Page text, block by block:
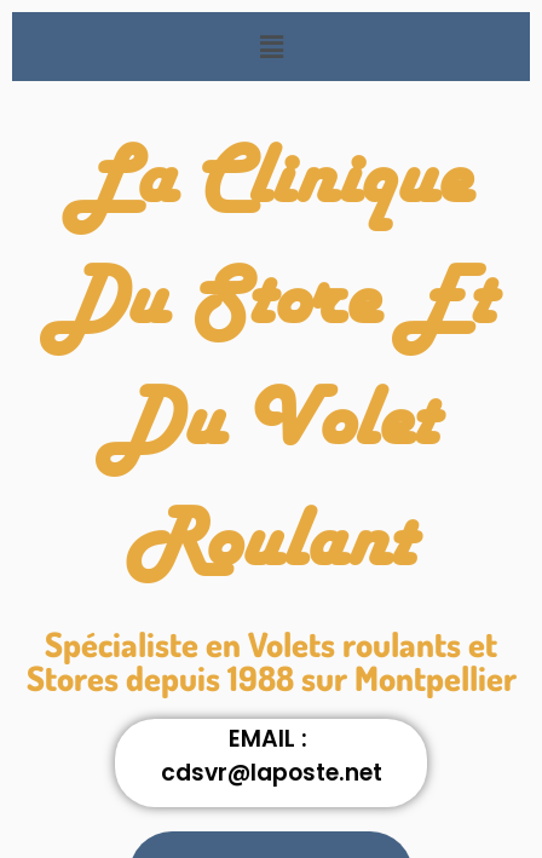
La Clinique
Du Store Et
Du Volet
Roulant
Spécialiste en Volets roulants et
Stores depuis 1988 sur Montpellier
EMAIL :
cdsvr@laposte.net